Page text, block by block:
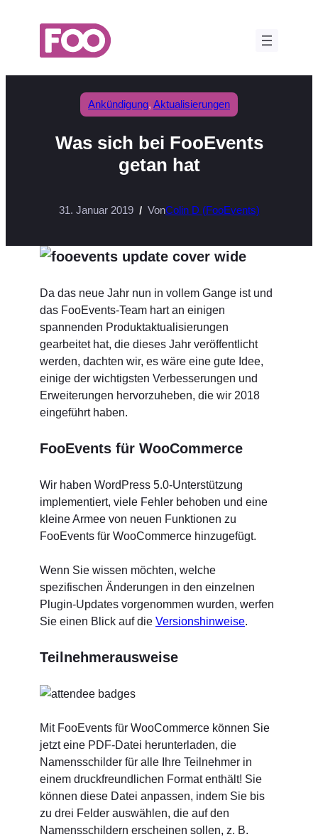
Ankündigung, Aktualisierungen
Was sich bei FooEvents
getan hat
31. Januar 2019 VonColin D (FooEvents)
Da das neue Jahr nun in vollem Gange ist und
das FooEvents-Team hart an einigen
spannenden Produktaktualisierungen
gearbeitet hat, die dieses Jahr veröffentlicht
werden, dachten wir, es wäre eine gute Idee,
einige der wichtigsten Verbesserungen und
Erweiterungen hervorzuheben, die wir 2018
eingeführt haben.
FooEvents für WooCommerce
Wir haben WordPress 5.0-Unterstützung
implementiert, viele Fehler behoben und eine
kleine Armee von neuen Funktionen zu
FooEvents für WooCommerce hinzugefügt.
Wenn Sie wissen möchten, welche
spezifischen Änderungen in den einzelnen
Plugin-Updates vorgenommen wurden, werfen
Sie einen Blick auf die Versionshinweise.
Teilnehmerausweise
Mit FooEvents für WooCommerce können Sie
jetzt eine PDF-Datei herunterladen, die
Namensschilder für alle Ihre Teilnehmer in
einem druckfreundlichen Format enthält! Sie
können diese Datei anpassen, indem Sie bis
zu drei Felder auswählen, die auf den
Namensschildern erscheinen sollen, z. B.